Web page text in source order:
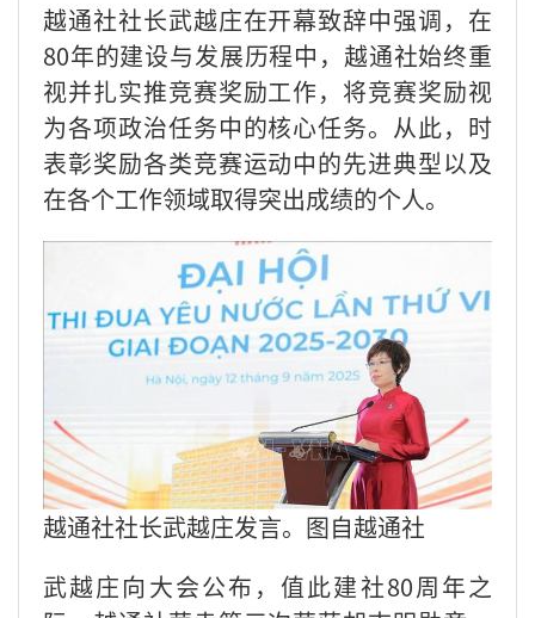
越通社社长武越庄在开幕致辞中强调，在
80年的建设与发展历程中，越通社始终重
视并扎实推竞赛奖励工作，将竞赛奖励视
为各项政治任务中的核心任务。从此，时
表彰奖励各类竞赛运动中的先进典型以及
在各个工作领域取得突出成绩的个人。
越通社社长武越庄发言。图自越通社
武越庄向大会公布，值此建社80周年之